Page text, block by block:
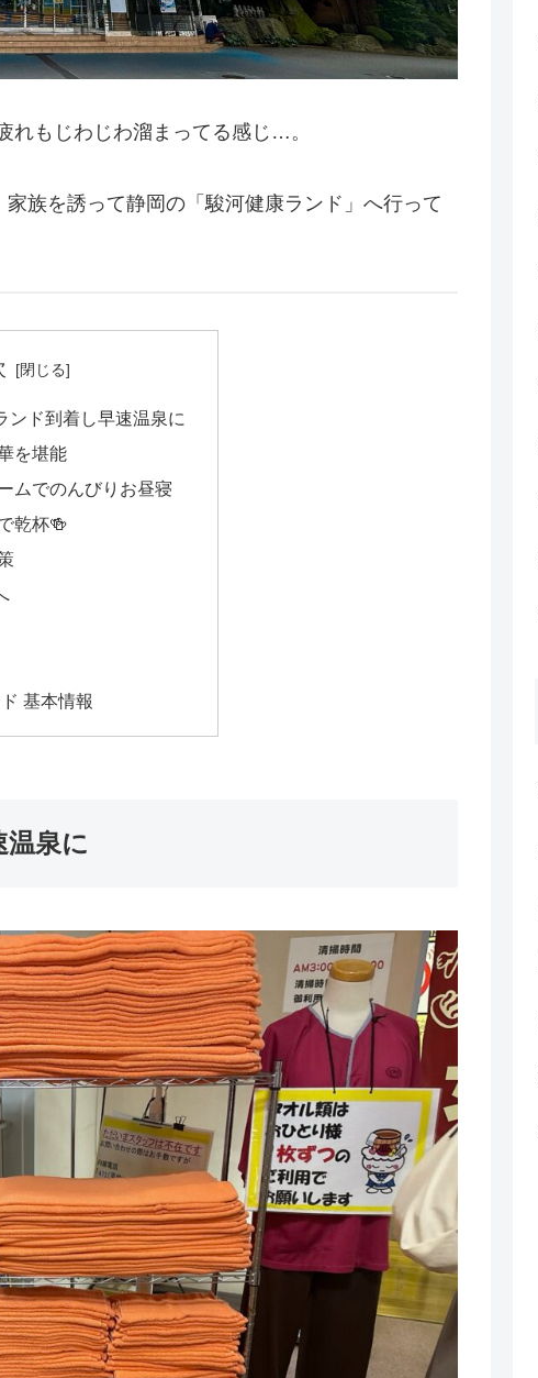
れもじわじわ溜まってる感じ…。
族を誘って静岡の「駿河健康ランド」へ行って
ンド到着し早速温泉に
を堪能
ムでのんびりお昼寝
乾杯🍻
基本情報
温泉に